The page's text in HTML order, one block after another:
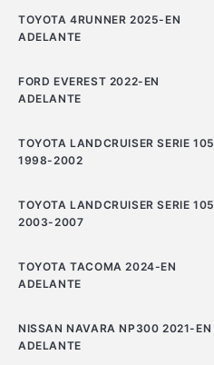
TOYOTA 4RUNNER 2025-EN
ADELANTE
FORD EVEREST 2022-EN
ADELANTE
TOYOTA LANDCRUISER SERIE 105
1998-2002
TOYOTA LANDCRUISER SERIE 105
2003-2007
TOYOTA TACOMA 2024-EN
ADELANTE
NISSAN NAVARA NP300 2021-EN
ADELANTE